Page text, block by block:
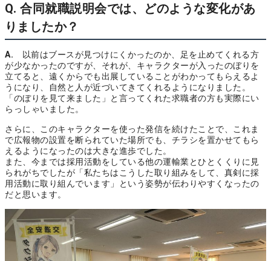
Q. 合同就職説明会では、どのような変化があ
りましたか？
A.
以前はブースが見つけにくかったのか、足を止めてくれる方
が少なかったのですが、それが、キャラクターが入ったのぼりを
立てると、遠くからでも出展していることがわかってもらえるよ
うになり、自然と人が近づいてきてくれるようになりました。
「のぼりを見て来ました」と言ってくれた求職者の方も実際にい
らっしゃいました。
さらに、このキャラクターを使った発信を続けたことで、これま
で広報物の設置を断られていた場所でも、チラシを置かせてもら
えるようになったのは大きな進歩でした。
また、今までは採用活動をしている他の運輸業とひとくくりに見
られがちでしたが「私たちはこうした取り組みをして、真剣に採
用活動に取り組んでいます」という姿勢が伝わりやすくなったの
だと思います。